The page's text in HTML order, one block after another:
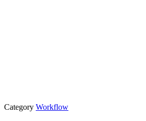
Category Workflow